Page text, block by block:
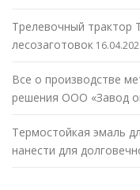
Трелевочный трактор
лесозаготовок
Все о производстве
решения ООО «Завод
Термостойкая эмаль
нанести для